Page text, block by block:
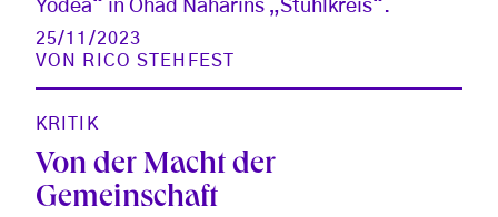
Yodea“ in Ohad Naharins „Stuhlkreis“.
25/11/2023
VON
RICO STEHFEST
KRITIK
Von der Macht der
Gemeinschaft